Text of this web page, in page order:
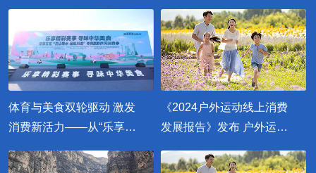
费季在蓉隆重启幕
体育与美食双轮驱动 激发
消费新活力——从“乐享精
看消费升级新路径
《2024户外运动线上消费
发展报告》发布 户外运动